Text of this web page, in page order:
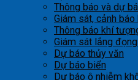
Thông báo và dự
Giám sát, cảnh báo
Thông báo khí
Giám sát lắng
Dự báo thủy văn
Dự báo biển
Dự báo ô nhiễm